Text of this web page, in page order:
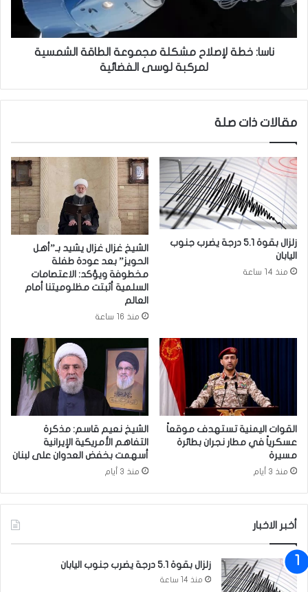
ص
ب
س
ا
ل
د
ى
.
.
ط
ل
م
ل
ة
م
ج
م
و
ع
ة
ق
س
ي
ة
ل
ب
ة
ل
و
س
ناسا: خطة لإصلاح مشكلة مجموعة الطاقة الشمسية
لمركبة لوسى الفضائية
مقالات ذات صلة
زلزال بقوة 5.1 درجة يضرب جنوب
اليابان
منذ 14 ساعة
الشيخ غزال غزال يشيد بـ”أهل
الحويز” بعد عودة طفلة
مخطوفة ويؤكد: الاعتصامات
السلمية أثبتت مظلوميتنا أمام
العالم
منذ 16 ساعة
القوات اليمنية تستهدف موقعاً
عسكرياً في مطار نجران بطائرة
مسيرة
منذ 3 أيام
الشيخ نعيم قاسم: مذكرة
التفاهم الأمريكية الإيرانية
أسهمت بخفض العدوان على لبنان
منذ 3 أيام
أخبر الاخبار
زلزال بقوة 5.1 درجة يضرب جنوب اليابان
منذ 14 ساعة